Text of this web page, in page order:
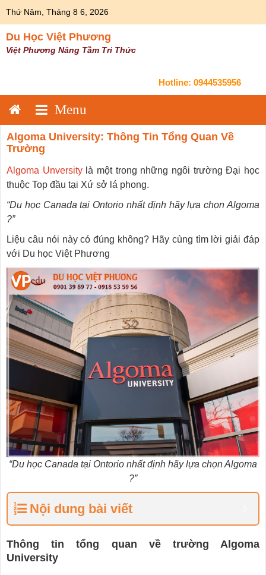
Thứ Năm, Tháng 8 6, 2026
Du Học Việt Phương
Việt Phương Nâng Tầm Tri Thức
Hotline: 0944535956
Algoma University: Thông Tin Tổng Quan Về
Trường
Algoma Unversitylà một trong những ngôi trường Đại học
thuộc Top đầu tại Xứ sở lá phong.
“Du học Canada tại Ontorio nhất định hãy lựa chọn Algoma
?”
Liệu câu nói này có đúng không? Hãy cùng tìm lời giải đáp
với Du học Việt Phương
“Du học Canada tại Ontorio nhất định hãy lựa chọn Algoma
?”
Nội dung bài viết
Thông tin tổng quan về trường Algoma
University